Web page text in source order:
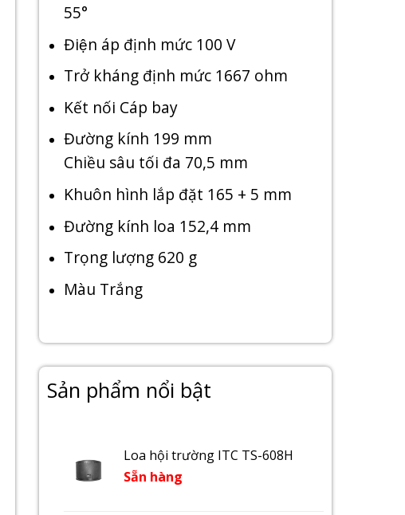
55°
Điện áp định mức 100 V
Trở kháng định mức 1667 ohm
Kết nối Cáp bay
Đường kính 199 mm
Chiều sâu tối đa 70,5 mm
Khuôn hình lắp đặt 165 + 5 mm
Đường kính loa 152,4 mm
Trọng lượng 620 g
Màu Trắng
Sản phẩm nổi bật
Loa hội trường ITC TS-608H
Sẵn hàng